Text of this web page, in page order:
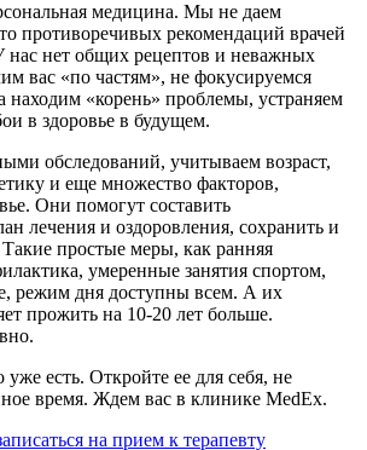
медицина. Мы не даем
противоречивых рекомендаций врачей
нас нет общих рецептов и неважных
вас «по частям», не фокусируемся
находим «корень» проблемы, устраняем
в здоровье в будущем.
обследований, учитываем возраст,
и еще множество факторов,
Они помогут составить
лечения и оздоровления, сохранить и
простые меры, как ранняя
умеренные занятия спортом,
режим дня доступны всем. А их
прожить на 10-20 лет больше.
есть. Откройте ее для себя, не
время. Ждем вас в клинике MedEx.
на прием к терапевту